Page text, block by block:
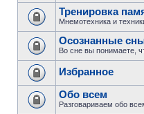
Тренировка
Мнемотехника и
Осознанные
Во сне вы понимаете,
Избранное
Обо всем
Разговариваем обо